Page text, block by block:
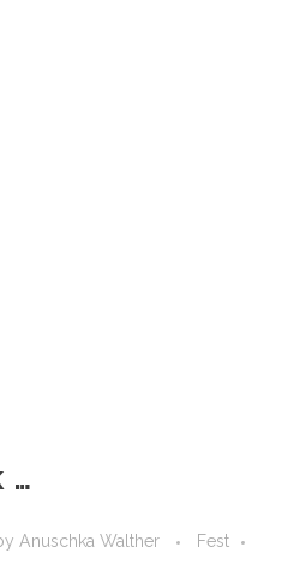
…
Anuschka Walther
Fest